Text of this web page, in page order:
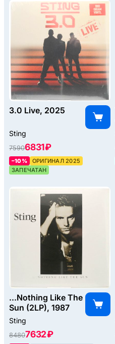
3.0 Live, 2025
Sting
75906831 ₽
–10%
ОРИГИНАЛ 2025
ЗАПЕЧАТАН
...Nothing Like The
Sun (2LP), 1987
Sting
84807632 ₽